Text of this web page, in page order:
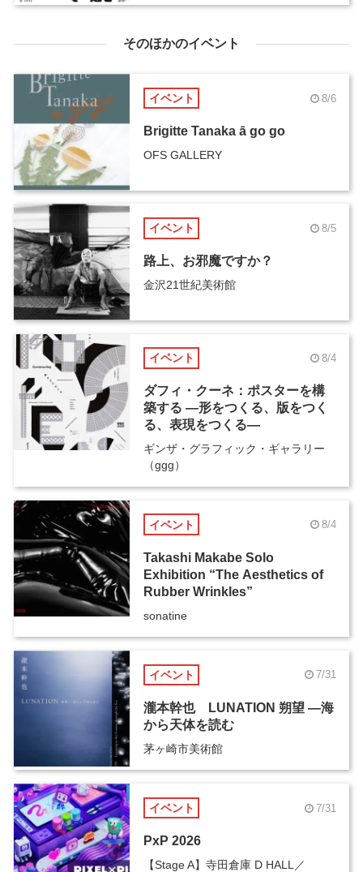
そのほかのイベント
イベント 8/6
Brigitte Tanaka ā go go
OFS GALLERY
イベント 8/5
路上、お邪魔ですか？
金沢21世紀美術館
イベント 8/4
ダフィ・クーネ：ポスターを構
築する ―形をつくる、版をつく
る、表現をつくる―
ギンザ・グラフィック・ギャラリー
（ggg）
イベント 8/4
Takashi Makabe Solo
Exhibition “The Aesthetics of
Rubber Wrinkles”
sonatine
イベント 7/31
瀧本幹也 LUNATION 朔望 ―海
から天体を読む
茅ヶ崎市美術館
イベント 7/31
PxP 2026
【Stage A】寺田倉庫 D HALL／